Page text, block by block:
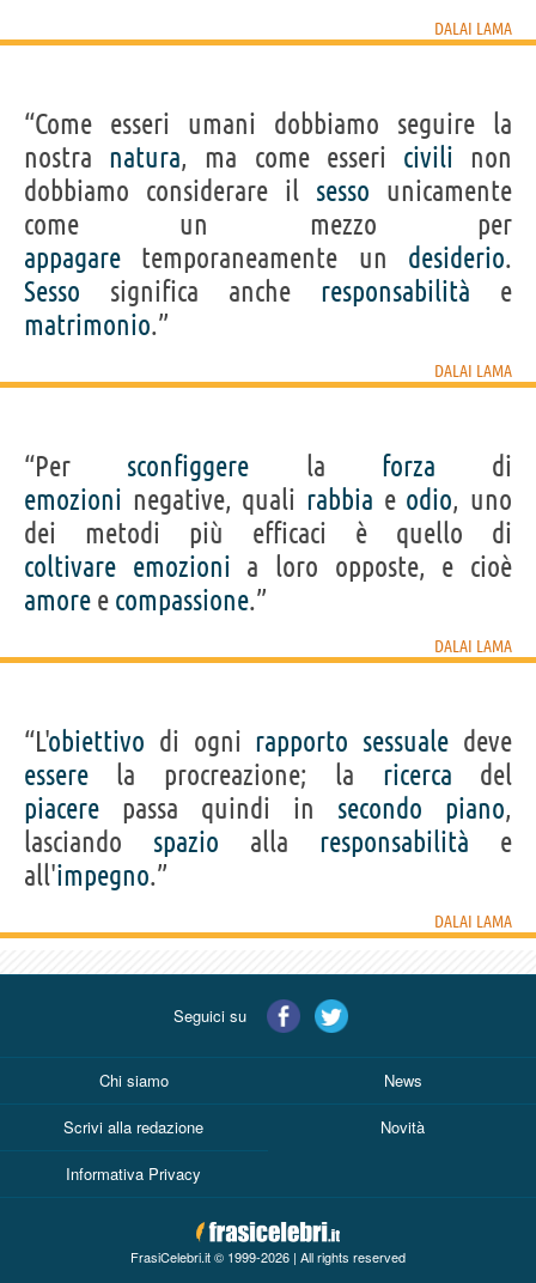
DALAI LAMA
“Come esseri umani dobbiamo seguire la
nostra natura, ma come esseri civili non
dobbiamo considerare il sesso unicamente
come un mezzo per
appagare temporaneamente un desiderio.
Sesso significa anche responsabilità e
matrimonio.”
DALAI LAMA
“Per sconfiggere la forza di
emozioni negative, quali rabbia e odio, uno
dei metodi più efficaci è quello di
coltivare emozioni a loro opposte, e cioè
amore e compassione.”
DALAI LAMA
“L'obiettivo di ogni rapporto sessuale deve
essere la procreazione; la ricerca del
piacere passa quindi in secondo piano,
lasciando spazio alla responsabilità e
all'impegno.”
DALAI LAMA
Seguici su
Chi siamo News
Scrivi alla redazione Novità
Informativa Privacy
FrasiCelebri.it © 1999-2026 | All rights reserved